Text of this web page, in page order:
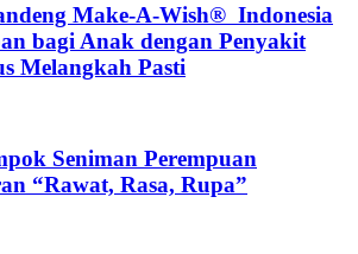
Make-A-Wish® Indonesia
bagi Anak dengan Penyakit
Melangkah Pasti
Seniman Perempuan
“Rawat, Rasa, Rupa”